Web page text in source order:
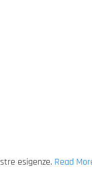
esigenze. Read